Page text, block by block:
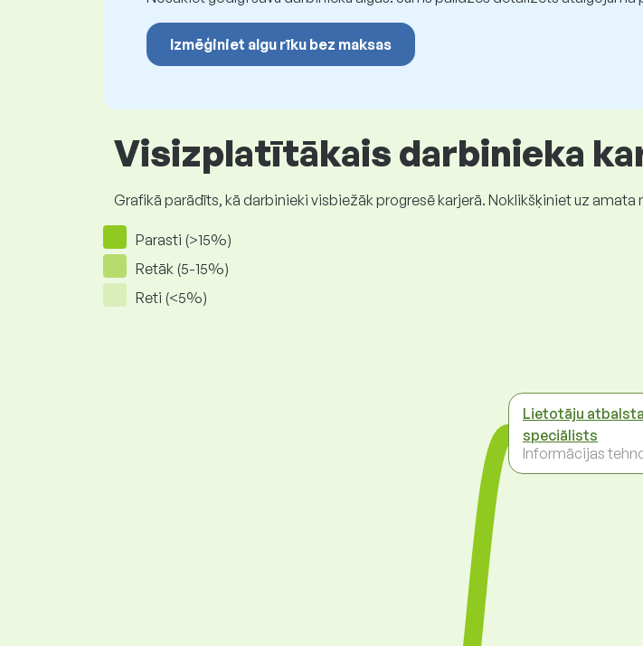
Izmēģiniet algu rīku bez maksas
Visizplatītākais darbinieka
Grafikā parādīts, kā darbinieki visbiežāk progresē karjerā. Noklikšķiniet uz
Parasti (>15%)
Retāk (5-15%)
Reti (<5%)
Lietotāju atbalsta
speciālists
Informācijas